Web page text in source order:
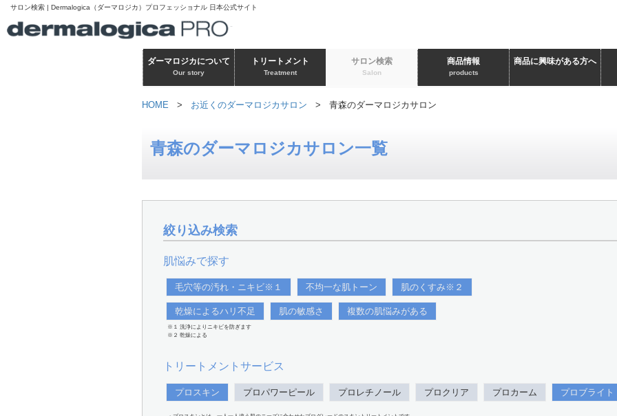
サロン検索 | Dermalogica（ダーマロジカ）プロフェッショナル 日本公式サイト
ダーマロジカについて
Our story
トリートメント
Treatment
サロン検索
Salon
商品情報
products
商品に興味がある方へ
HOME > お近くのダーマロジカサロン > 青森のダーマロジカサロン
青森のダーマロジカサロン一覧
絞り込み検索
肌悩みで探す
毛穴等の汚れ・ニキビ※１ 不均一な肌トーン 肌のくすみ※２
乾燥によるハリ不足 肌の敏感さ 複数の肌悩みがある
※１ 洗浄によりニキビを防ぎます
※２ 乾燥による
トリートメントサービス
プロスキン プロパワーピール プロレチノール プロクリア プロカーム プロブライト